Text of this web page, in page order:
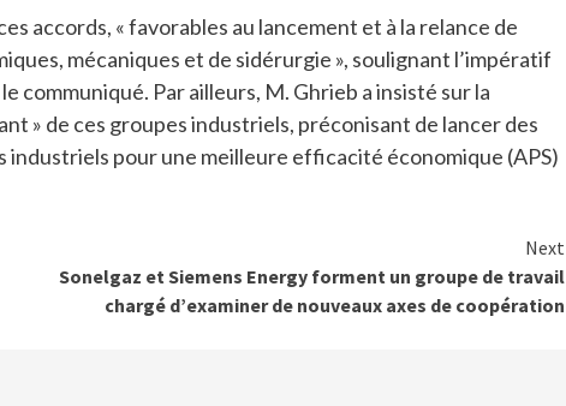
accords, « favorables au lancement et à la relance de
mécaniques et de sidérurgie », soulignant l’impératif
communiqué. Par ailleurs, M. Ghrieb a insisté sur la
» de ces groupes industriels, préconisant de lancer des
pour une meilleure efficacité économique (APS)
Next
Sonelgaz et Siemens Energy forment un groupe de travail
chargé d’examiner de nouveaux axes de coopération